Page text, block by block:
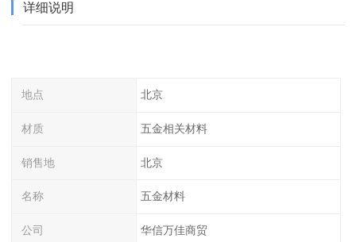
详细说明
地点 北京
材质 五金相关材料
销售地 北京
名称 五金材料
公司 华信万佳商贸